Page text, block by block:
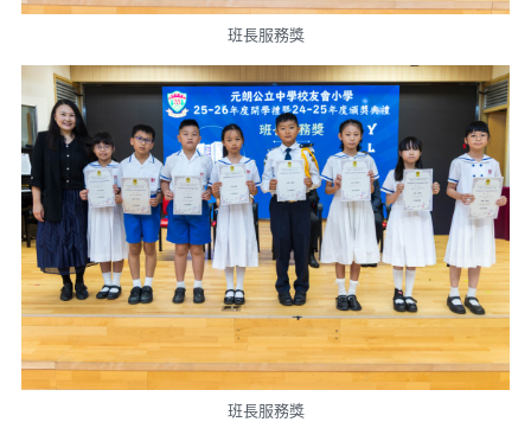
班長服務獎
班長服務獎